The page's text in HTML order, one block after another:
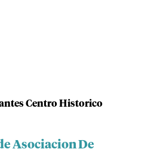
Centro Historico
Asociacion De